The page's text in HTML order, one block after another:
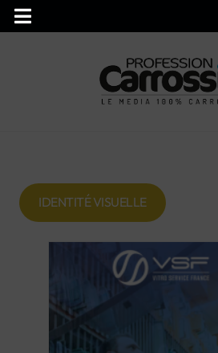
IDENTITÉ VISUELLE